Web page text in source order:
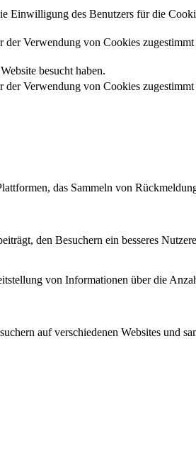
Einwilligung des Benutzers für die
Verwendung von Cookies
besucht haben.
Verwendung von Cookies
das Sammeln von
den Besuchern ein besseres
von Informationen über die
auf verschiedenen Websites und